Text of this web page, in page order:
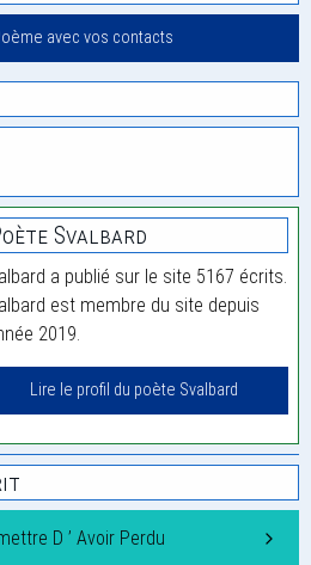
avec vos contacts
Svalbard
a publié sur le site 5167 écrits.
est membre du site depuis
2019.
Lire le profil du poète Svalbard
D ’ Avoir Perdu